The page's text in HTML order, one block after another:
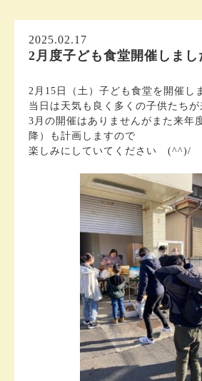
2025.02.17
2月度子ども食堂開催しま
2月15日（土）子ども食堂を開催し
当日は天気も良く多くの子供たちが
3月の開催はありませんがまた来年
降）も計画しますので
楽しみにしていてください (^^)/